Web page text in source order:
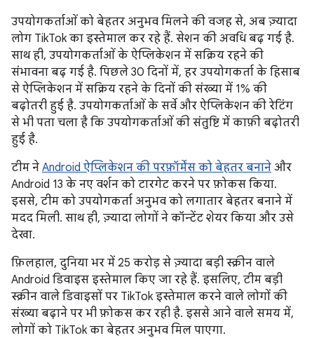
उपयोगकर्ताओं को बेहतर अनुभव मिलने की वजह से, अब ज़्यादा
लोग TikTok का इस्तेमाल कर रहे हैं. सेशन की अवधि बढ़ गई है.
साथ ही, उपयोगकर्ताओं के ऐप्लिकेशन में सक्रिय रहने की
संभावना बढ़ गई है. पिछले 30 दिनों में, हर उपयोगकर्ता के हिसाब
से ऐप्लिकेशन में सक्रिय रहने के दिनों की संख्या में 1% की
बढ़ोतरी हुई है. उपयोगकर्ताओं के सर्वे और ऐप्लिकेशन की रेटिंग
से भी पता चला है कि उपयोगकर्ताओं की संतुष्टि में काफ़ी बढ़ोतरी
हुई है.
टीम ने Android ऐप्लिकेशन की परफ़ॉर्मेंस को बेहतर बनाने और
Android 13 के नए वर्शन को टारगेट करने पर फ़ोकस किया.
इससे, टीम को उपयोगकर्ता अनुभव को लगातार बेहतर बनाने में
मदद मिली. साथ ही, ज़्यादा लोगों ने कॉन्टेंट शेयर किया और उसे
देखा.
फ़िलहाल, दुनिया भर में 25 करोड़ से ज़्यादा बड़ी स्क्रीन वाले
Android डिवाइस इस्तेमाल किए जा रहे हैं. इसलिए, टीम बड़ी
स्क्रीन वाले डिवाइसों पर TikTok इस्तेमाल करने वाले लोगों की
संख्या बढ़ाने पर भी फ़ोकस कर रही है. इससे आने वाले समय में,
लोगों को TikTok का बेहतर अनुभव मिल पाएगा.